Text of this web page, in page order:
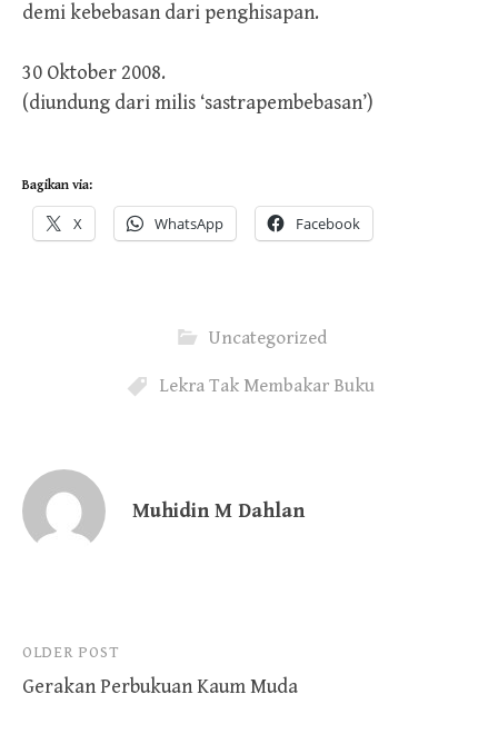
demi kebebasan dari penghisapan.
30 Oktober 2008.
(diundung dari milis ‘sastrapembebasan’)
Bagikan via:
X WhatsApp Facebook
Uncategorized
Lekra Tak Membakar Buku
Muhidin M Dahlan
Post
navigation
OLDER POST
Gerakan Perbukuan Kaum Muda